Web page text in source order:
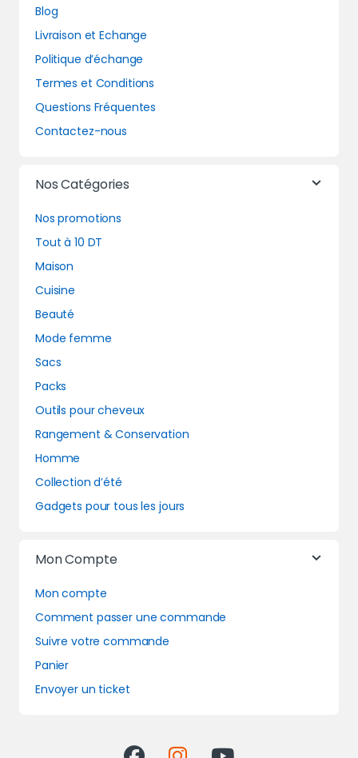
Blog
Livraison et Echange
Politique d’échange
Termes et Conditions
Questions Fréquentes
Contactez-nous
Nos Catégories
Nos promotions
Tout à 10 DT
Maison
Cuisine
Beauté
Mode femme
Sacs
Packs
Outils pour cheveux
Rangement & Conservation
Homme
Collection d’été
Gadgets pour tous les jours
Mon Compte
Mon compte
Comment passer une commande
Suivre votre commande
Panier
Envoyer un ticket